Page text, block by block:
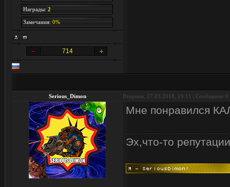
Награды: 2
Замечания: 0%
714
Serious_Dimon Вторник, 27.03.2018, 19:11 | Сообщение #
Мне понравился
Эх,что-то